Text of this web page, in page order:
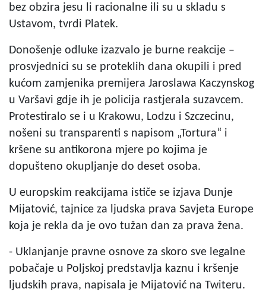
bez obzira jesu li racionalne ili su u skladu s
Ustavom, tvrdi Platek.
Donošenje odluke izazvalo je burne reakcije –
prosvjednici su se proteklih dana okupili i pred
kućom zamjenika premijera Jaroslawa Kaczynskog
u Varšavi gdje ih je policija rastjerala suzavcem.
Protestiralo se i u Krakowu, Lodzu i Szczecinu,
nošeni su transparenti s napisom „Tortura“ i
kršene su antikorona mjere po kojima je
dopušteno okupljanje do deset osoba.
U europskim reakcijama ističe se izjava Dunje
Mijatović, tajnice za ljudska prava Savjeta Europe
koja je rekla da je ovo tužan dan za prava žena.
- Uklanjanje pravne osnove za skoro sve legalne
pobačaje u Poljskoj predstavlja kaznu i kršenje
ljudskih prava, napisala je Mijatović na Twiteru.